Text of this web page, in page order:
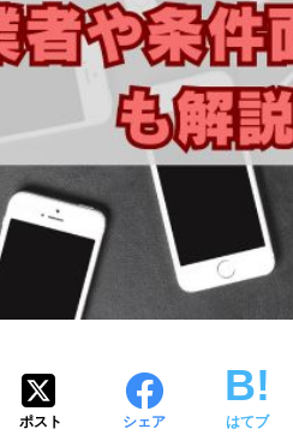
ポスト シェア はてブ